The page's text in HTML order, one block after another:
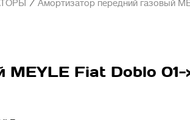
/ Амортизатор передний газовый
MEYLE Fiat Doblo 01-